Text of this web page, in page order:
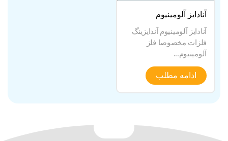
آنادایز آلومینیوم
آنادایز آلومینیوم آندایزینگ
فلزات مخصوصا فلز
آلومینیوم...
ادامه مطلب